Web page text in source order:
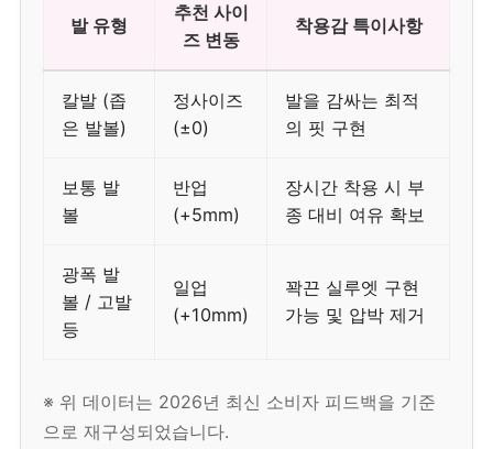
발 유형
추천 사이
즈 변동
착용감 특이사항
칼발 (좁
은 발볼)
정사이즈
(±0)
발을 감싸는 최적
의 핏 구현
보통 발
볼
반업
(+5mm)
장시간 착용 시 부
종 대비 여유 확보
광폭 발
볼 / 고발
등
일업
(+10mm)
꽉끈 실루엣 구현
가능 및 압박 제거
※ 위 데이터는 2026년 최신 소비자 피드백을 기준
으로 재구성되었습니다.